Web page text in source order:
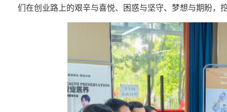
们在创业路上的艰辛与喜悦、困惑与坚守、梦想与期盼，